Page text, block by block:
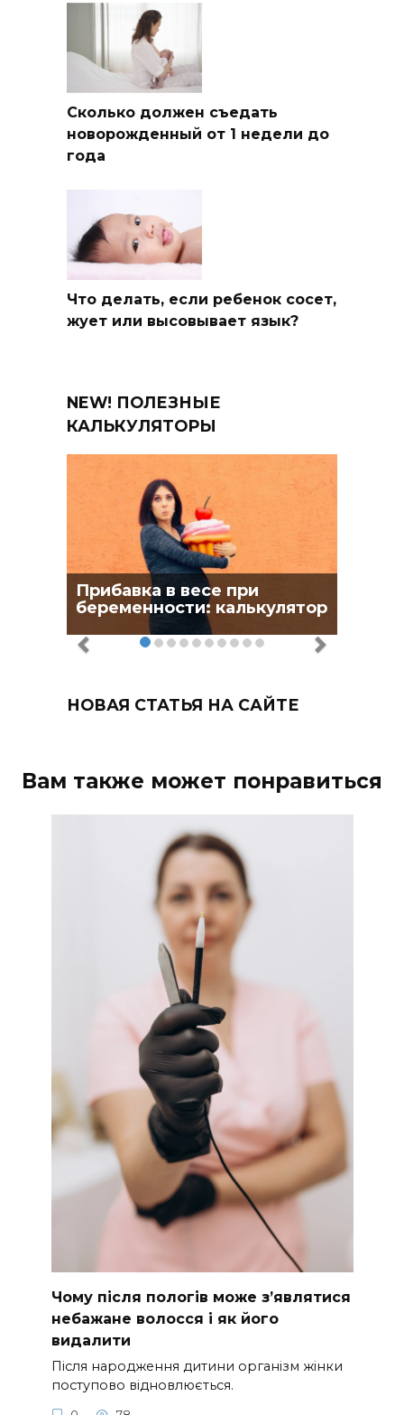
Сколько должен съедать
новорожденный от 1 недели до
года
Что делать, если ребенок сосет,
жует или высовывает язык?
NEW! ПОЛЕЗНЫЕ
КАЛЬКУЛЯТОРЫ
Прибавка в весе при
беременности: калькулятор
НОВАЯ СТАТЬЯ НА САЙТЕ
Вам также может понравиться
Чому після пологів може з’являтися
небажане волосся і як його
видалити
Після народження дитини організм жінки
поступово відновлюється.